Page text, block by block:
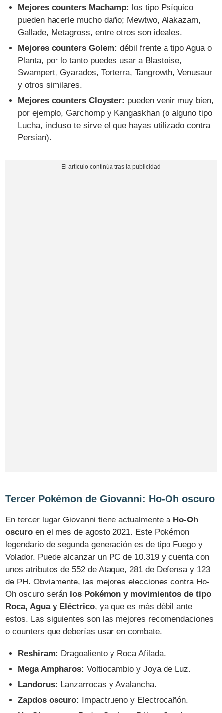
Mejores counters Machamp: los tipo Psíquico
pueden hacerle mucho daño; Mewtwo, Alakazam,
Gallade, Metagross, entre otros son ideales.
Mejores counters Golem: débil frente a tipo Agua o
Planta, por lo tanto puedes usar a Blastoise,
Swampert, Gyarados, Torterra, Tangrowth, Venusaur
y otros similares.
Mejores counters Cloyster: pueden venir muy bien,
por ejemplo, Garchomp y Kangaskhan (o alguno tipo
Lucha, incluso te sirve el que hayas utilizado contra
Persian).
Tercer Pokémon de Giovanni: Ho-Oh oscuro
En tercer lugar Giovanni tiene actualmente a Ho-Oh
oscuro en el mes de agosto 2021. Este Pokémon
legendario de segunda generación es de tipo Fuego y
Volador. Puede alcanzar un PC de 10.319 y cuenta con
unos atributos de 552 de Ataque, 281 de Defensa y 123
de PH. Obviamente, las mejores elecciones contra Ho-
Oh oscuro serán los Pokémon y movimientos de tipo
Roca, Agua y Eléctrico, ya que es más débil ante
estos. Las siguientes son las mejores recomendaciones
o counters que deberías usar en combate.
Reshiram: Dragoaliento y Roca Afilada.
Mega Ampharos: Voltiocambio y Joya de Luz.
Landorus: Lanzarrocas y Avalancha.
Zapdos oscuro: Impactrueno y Electrocañón.